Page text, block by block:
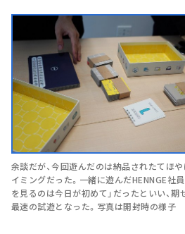
余談だが、今回遊んだのは納品されたてほ
イミングだった。一緒に遊んだHENNGE社員
を見るのは今日が初めて」だったといい、期
最速の試遊となった。写真は開封時の様子